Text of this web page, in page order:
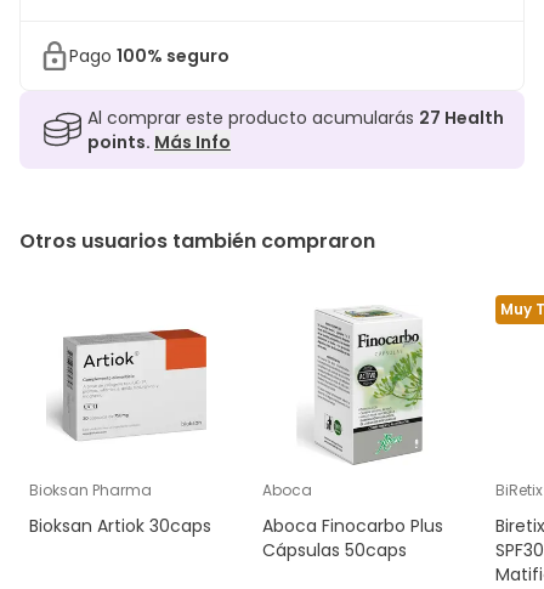
Pago 100% seguro
Al comprar este producto acumularás 27 Health
points. Más Info
Otros usuarios también compraron
Bioksan Pharma
Bioksan Artiok 30caps
Aboca
Aboca Finocarbo Plus
Cápsulas 50caps
Muy
BiRetix